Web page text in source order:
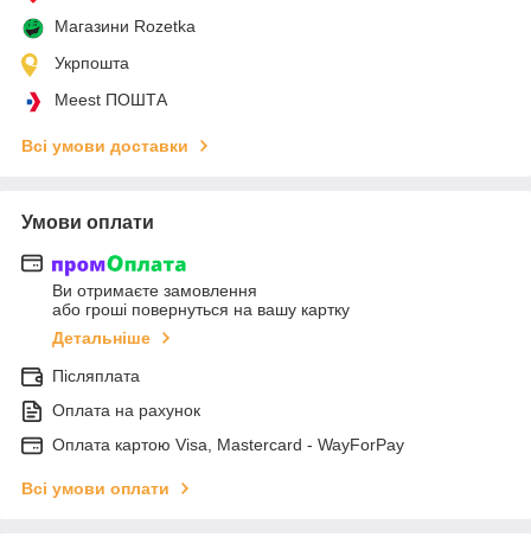
Магазини Rozetka
Укрпошта
Meest ПОШТА
Всі умови доставки
Умови оплати
Ви отримаєте замовлення
або гроші повернуться на вашу картку
Детальніше
Післяплата
Оплата на рахунок
Оплата картою Visa, Mastercard - WayForPay
Всі умови оплати